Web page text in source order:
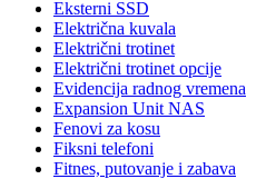
Eksterni SSD
Električna kuvala
Električni trotinet
Električni trotinet opcije
Evidencija radnog vremena
Expansion Unit NAS
Fenovi za kosu
Fiksni telefoni
Fitnes, putovanje i zabava